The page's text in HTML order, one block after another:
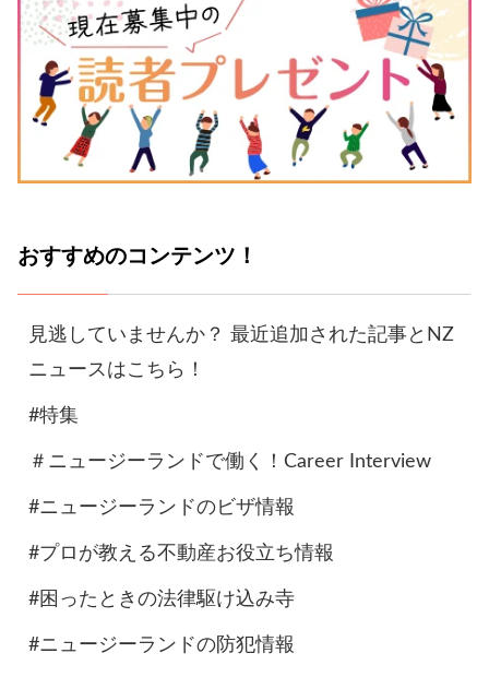
おすすめのコンテンツ！
見逃していませんか？ 最近追加された記事とNZ
ニュースはこちら！
#特集
＃ニュージーランドで働く！Career Interview
#ニュージーランドのビザ情報
#プロが教える不動産お役立ち情報
#困ったときの法律駆け込み寺
#ニュージーランドの防犯情報